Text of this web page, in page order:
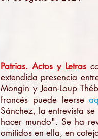
Patrias. Actos y Letras
extendida presencia
Mongin y Jean-Loup
francés puede leerse
Sánchez, la entrevista
hacer mundo". Se ha
omitidos en ella, en